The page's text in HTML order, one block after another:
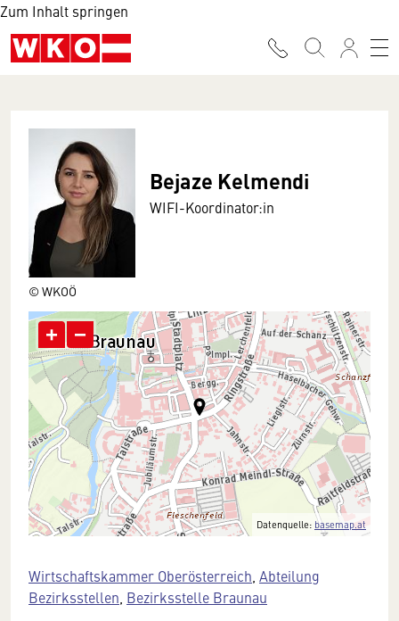
Zum Inhalt springen
© WKOÖ
Bejaze Kelmendi
WIFI-Koordinator:in
+ −
Datenquelle: basemap.at
Wirtschaftskammer Oberösterreich Abteilung
Bezirksstellen Bezirksstelle Braunau